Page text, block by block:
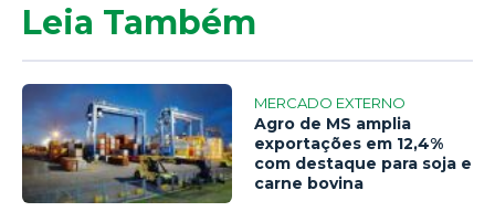
Leia Também
MERCADO EXTERNO
Agro de MS amplia
exportações em 12,4%
com destaque para soja e
carne bovina